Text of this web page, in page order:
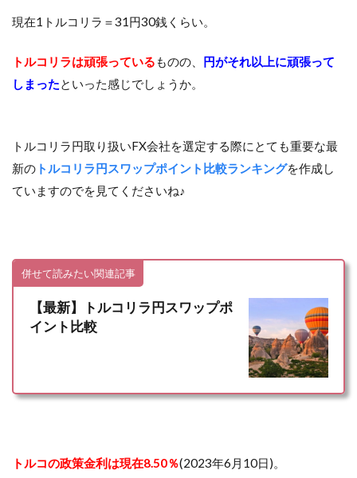
現在1トルコリラ＝31円30銭くらい。
トルコリラは頑張っているものの、 円がそれ以上に頑張って
しまったといった感じでしょうか。
トルコリラ円取り扱いFX会社を選定する際にとても重要な最
新の トルコリラ円スワップポイント比較ランキングを作成し
ていますのでを見てくださいね♪
併せて読みたい関連記事
【最新】トルコリラ円スワップポ
イント比較
トルコの政策金利は現在8.50％(2023年6月10日)。